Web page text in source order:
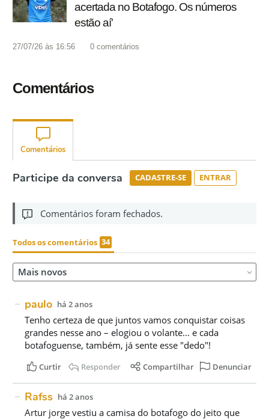
acertada no Botafogo. Os números
estão aí'
27/07/26 às 16:56 0 comentários
Comentários